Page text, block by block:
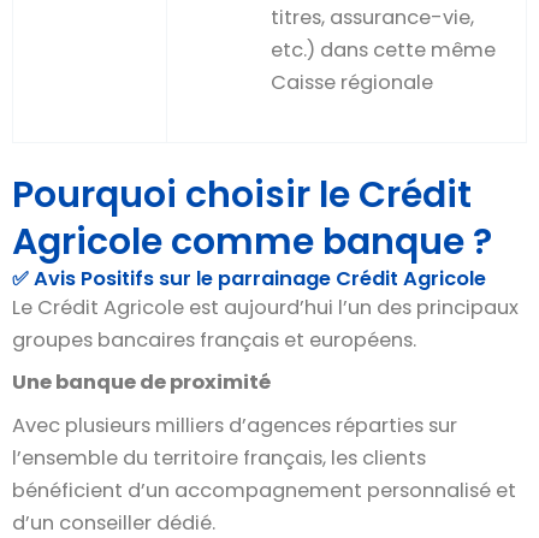
titres, assurance-vie,
etc.) dans cette même
Caisse régionale
Pourquoi choisir le Crédit
Agricole comme banque ?
✅ Avis Positifs sur le parrainage Crédit Agricole
Le Crédit Agricole est aujourd’hui l’un des principaux
groupes bancaires français et européens.
Une banque de proximité
Avec plusieurs milliers d’agences réparties sur
l’ensemble du territoire français, les clients
bénéficient d’un accompagnement personnalisé et
d’un conseiller dédié.